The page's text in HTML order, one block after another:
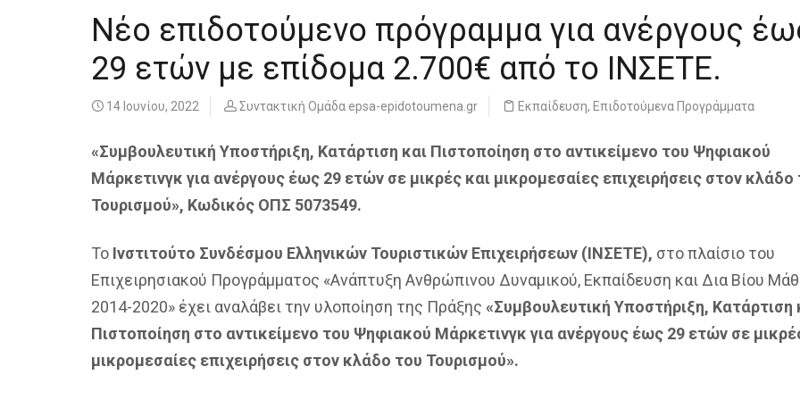
Νέο επιδοτούμενο πρόγραμμα για ανέργους
29 ετών με επίδομα 2.700€ από το ΙΝΣΕΤΕ.
14 Ιουνίου, 2022 Συντακτική Ομάδα epsa-epidotoumena.gr Εκπαίδευση, Επιδοτούμενα Προγράμματα
«Συμβουλευτική Υποστήριξη, Κατάρτιση και Πιστοποίηση στο αντικείμενο του Ψηφιακού
Μάρκετινγκ για ανέργους έως 29 ετών σε μικρές και μικρομεσαίες επιχειρήσεις στον κλάδο
Τουρισμού», Κωδικός ΟΠΣ 5073549.
Το Ινστιτούτο Συνδέσμου Ελληνικών Τουριστικών Επιχειρήσεων (ΙΝΣΕΤΕ), στο πλαίσιο του
Επιχειρησιακού Προγράμματος «Ανάπτυξη Ανθρώπινου Δυναμικού, Εκπαίδευση και Δια Βίου
2014-2020» έχει αναλάβει την υλοποίηση της Πράξης «Συμβουλευτική Υποστήριξη, Κατάρτιση
Πιστοποίηση στο αντικείμενο του Ψηφιακού Μάρκετινγκ για ανέργους έως 29 ετών σε
μικρομεσαίες επιχειρήσεις στον κλάδο του Τουρισμού».